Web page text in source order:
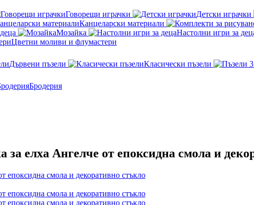
Говорещи играчки Детски играчки
Канцеларски материали
Мозайка Настолни игри за
Цветни моливи и флумастери
Дървени пъзели Класически пъзели
Бродерия
за елха Ангелче от епоксидна смола и